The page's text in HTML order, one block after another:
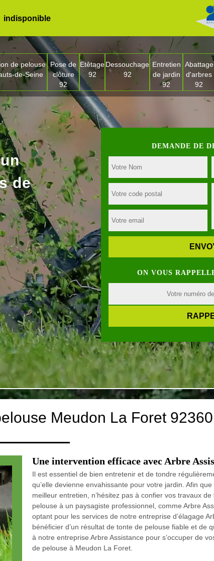
indisponible
de pelouse
de-Seine
Pose de
clôture
92
Etêtage
92
Dessouchage
92
Entretien
de jardin
92
Abattage
d'arbres
92
DEMANDE DE
ON VOUS
de
Meudon La Foret 92360
Une intervention efficace avec Arbre
Il est essentiel de bien entretenir et de tondre
qu’elle devienne envahissante pour votre jardin. Afin
meilleur entretien, n’hésitez pas à confier vos travaux
pelouse à un paysagiste professionnel, comme Arbre
optant pour les services de notre entreprise d’élagage
bénéficier d’un résultat de tonte de pelouse fiable et de
à notre entreprise Arbre Assistance pour s’occuper de
de pelouse à Meudon La Foret.